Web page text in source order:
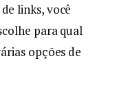
links, você
para qual
opções de